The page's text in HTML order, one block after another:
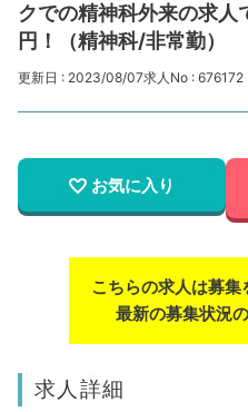
クでの精神科外来の求
円！（精神科/非常勤）
更新日 : 2023/08/07求人No : 676172
お気に入り
こちらの求人は募集
最新の募集状況
求人詳細